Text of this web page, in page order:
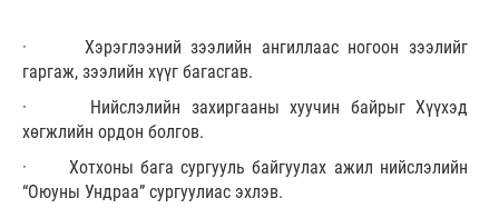
· Хэрэглээний зээлийн ангиллаас ногоон зээлийг
гаргаж, зээлийн хүүг багасгав.
· Нийслэлийн захиргааны хуучин байрыг Хүүхэд
хөгжлийн ордон болгов.
· Хотхоны бага сургууль байгуулах ажил нийслэлийн
“Оюуны Ундраа” сургуулиас эхлэв.